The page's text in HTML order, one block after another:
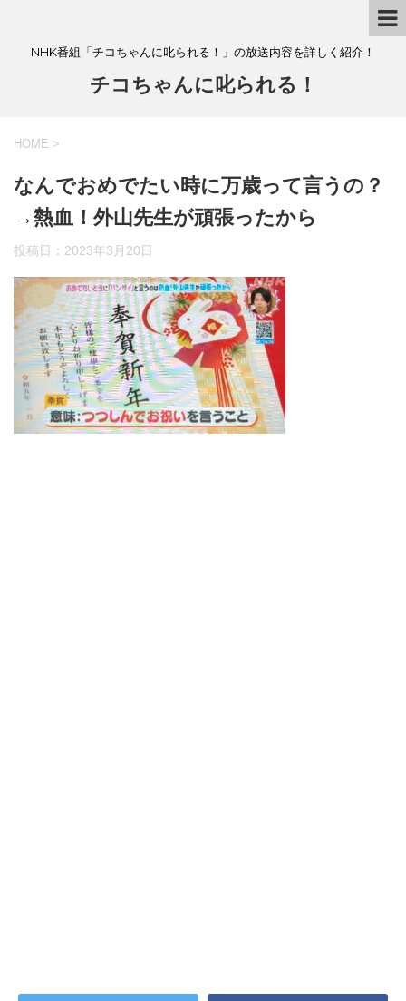
NHK番組「チコちゃんに叱られる！」の放送内容を詳しく紹介！
チコちゃんに叱られる！
HOME >
なんでおめでたい時に万歳って言うの？
→熱血！外山先生が頑張ったから
投稿日： 2023年3月20日